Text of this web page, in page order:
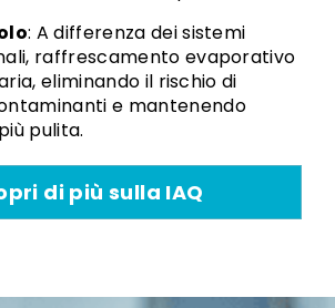
: A differenza dei sistemi
raffrescamento evaporativo
eliminando il rischio di
e mantenendo
pulita.
di più sulla IAQ